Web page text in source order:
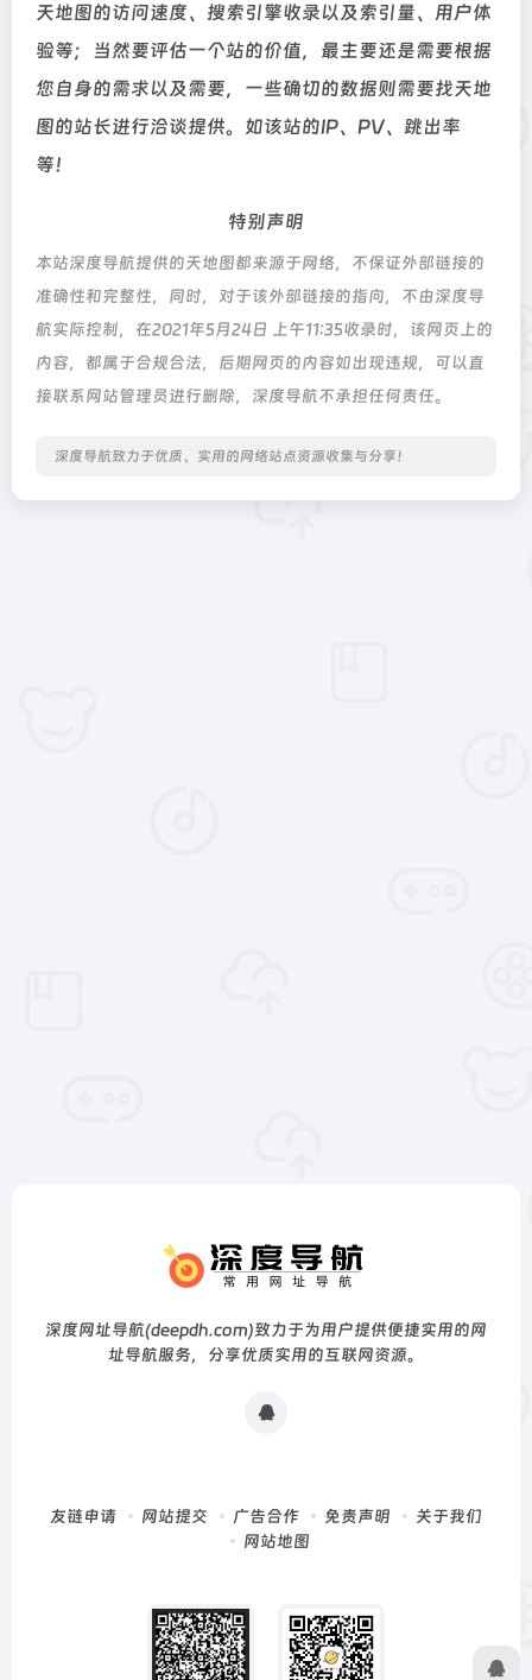
天地图的访问速度、搜索引擎收录以及索引量、用户体
验等；当然要评估一个站的价值，最主要还是需要根据
您自身的需求以及需要，一些确切的数据则需要找天地
图的站长进行洽谈提供。如该站的IP、PV、跳出率
等！
特别声明
本站深度导航提供的天地图都来源于网络，不保证外部链接的
准确性和完整性，同时，对于该外部链接的指向，不由深度导
航实际控制，在2021年5月24日 上午11:35收录时，该网页上的
内容，都属于合规合法，后期网页的内容如出现违规，可以直
接联系网站管理员进行删除，深度导航不承担任何责任。
深度导航致力于优质、实用的网络站点资源收集与分享！
深度网址导航(deepdh.com)致力于为用户提供便捷实用的网
址导航服务，分享优质实用的互联网资源。
友链申请 网站提交 广告合作 免责声明
关于我们
网站地图